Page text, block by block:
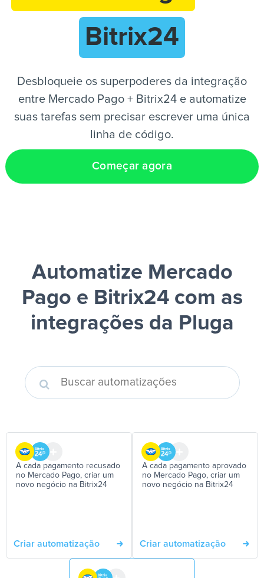
PT
Bitrix24
Desbloqueie os superpoderes da integração
entre Mercado Pago + Bitrix24 e automatize
suas tarefas sem precisar escrever uma única
linha de código.
Começar agora
Automatize Mercado
Pago e Bitrix24com as
integrações da Pluga
A cada pagamento recusado
no Mercado Pago, criar um
novo negócio na Bitrix24
Criar automatização
A cada pagamento aprovado
no Mercado Pago, criar um
novo negócio na Bitrix24
Criar automatização